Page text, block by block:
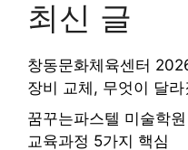
최신 글
창동문화체육센터
장비 교체, 무엇이 달라
꿈꾸는파스텔 미술학
교육과정 5가지 핵심